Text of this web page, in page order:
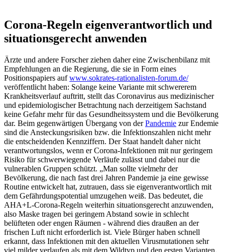
Corona-Regeln eigenverantwortlich und
situationsgerecht anwenden
Ärzte und andere Forscher ziehen daher eine Zwischenbilanz mit
Empfehlungen an die Regierung, die sie in Form eines
Positionspapiers aufwww.sokrates-rationalisten-forum.de/
veröffentlicht haben: Solange keine Variante mit schwererem
Krankheitsverlauf auftritt, stellt das Coronavirus aus medizinischer
und epidemiologischer Betrachtung nach derzeitigem Sachstand
keine Gefahr mehr für das Gesundheitssystem und die Bevölkerung
dar. Beim gegenwärtigen Übergang von derPandemie zur Endemie
sind die Ansteckungsrisiken bzw. die Infektionszahlen nicht mehr
die entscheidenden Kennziffern. Der Staat handelt daher nicht
verantwortungslos, wenn er Corona-Infektionen mit nur geringem
Risiko für schwerwiegende Verläufe zulässt und dabei nur die
vulnerablen Gruppen schützt. „Man sollte vielmehr der
Bevölkerung, die nach fast drei Jahren Pandemie ja eine gewisse
Routine entwickelt hat, zutrauen, dass sie eigenverantwortlich mit
dem Gefährdungspotential umzugehen weiß. Das bedeutet, die
AHA+L-Corona-Regeln weiterhin situationsgerecht anzuwenden,
also Maske tragen bei geringem Abstand sowie in schlecht
belüfteten oder engen Räumen - während dies draußen an der
frischen Luft nicht erforderlich ist. Viele Bürger haben schnell
erkannt, dass Infektionen mit den aktuellen Virusmutationen sehr